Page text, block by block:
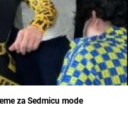
za Sedmicu mode